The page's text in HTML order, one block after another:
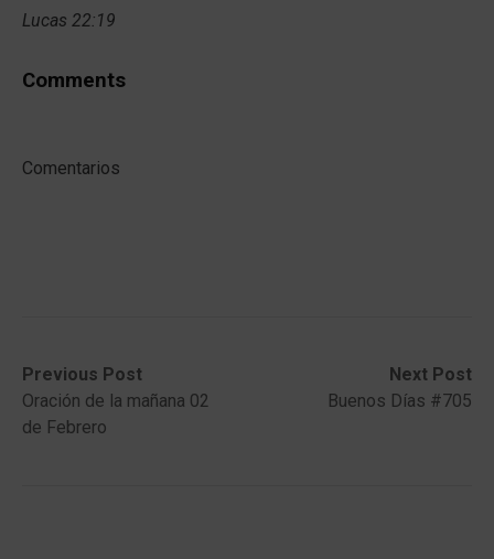
Lucas 22:19
Comments
Comentarios
Post
navigation
Previous Post
Previous
post:Oración de la mañana 02
de Febrero
Next Post
Next
post:
Buenos Días #705